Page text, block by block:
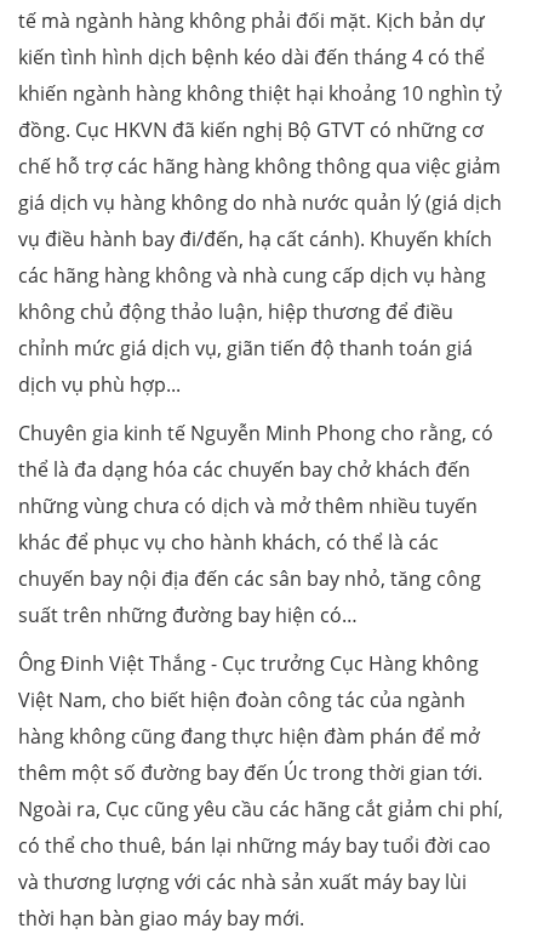
tế mà ngành hàng không phải đối mặt. Kịch bản dự
kiến tình hình dịch bệnh kéo dài đến tháng 4 có thể
khiến ngành hàng không thiệt hại khoảng 10 nghìn tỷ
đồng. Cục HKVN đã kiến nghị Bộ GTVT có những cơ
chế hỗ trợ các hãng hàng không thông qua việc giảm
giá dịch vụ hàng không do nhà nước quản lý (giá dịch
vụ điều hành bay đi/đến, hạ cất cánh). Khuyến khích
các hãng hàng không và nhà cung cấp dịch vụ hàng
không chủ động thảo luận, hiệp thương để điều
chỉnh mức giá dịch vụ, giãn tiến độ thanh toán giá
dịch vụ phù hợp...
Chuyên gia kinh tế Nguyễn Minh Phong cho rằng, có
thể là đa dạng hóa các chuyến bay chở khách đến
những vùng chưa có dịch và mở thêm nhiều tuyến
khác để phục vụ cho hành khách, có thể là các
chuyến bay nội địa đến các sân bay nhỏ, tăng công
suất trên những đường bay hiện có…
Ông Đinh Việt Thắng - Cục trưởng Cục Hàng không
Việt Nam, cho biết hiện đoàn công tác của ngành
hàng không cũng đang thực hiện đàm phán để mở
thêm một số đường bay đến Úc trong thời gian tới.
Ngoài ra, Cục cũng yêu cầu các hãng cắt giảm chi phí,
có thể cho thuê, bán lại những máy bay tuổi đời cao
và thương lượng với các nhà sản xuất máy bay lùi
thời hạn bàn giao máy bay mới.